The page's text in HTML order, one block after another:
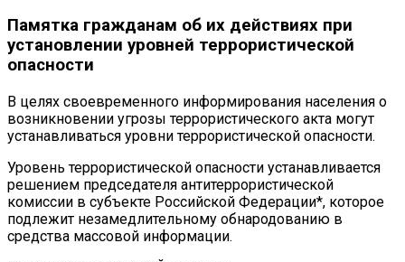
Памятка гражданам об их действиях при
установлении уровней террористической
опасности
В целях своевременного информирования населения о
возникновении угрозы террористического акта могут
устанавливаться уровни террористической опасности.
Уровень террористической опасности устанавливается
решением председателя антитеррористической
комиссии в субъекте Российской Федерации*, которое
подлежит незамедлительному обнародованию в
средства массовой информации.